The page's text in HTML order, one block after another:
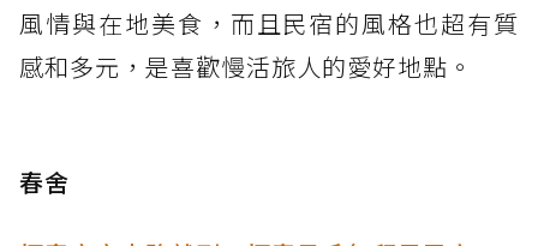
風情與在地美食，而且民宿的風格也超有質
感和多元，是喜歡慢活旅人的愛好地點。
春舍